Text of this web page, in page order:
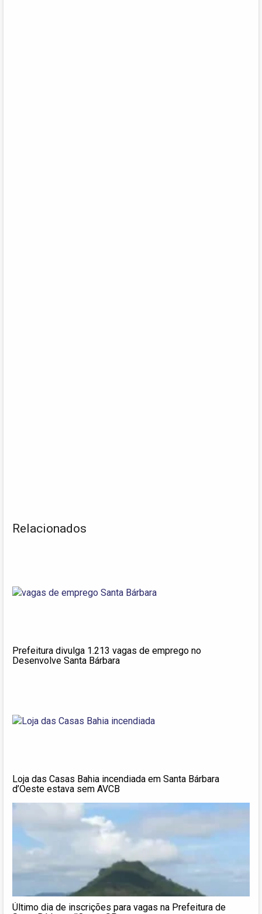
Relacionados
Prefeitura divulga 1.213 vagas de emprego no
Desenvolve Santa Bárbara
Loja das Casas Bahia incendiada em Santa Bárbara
d’Oeste estava sem AVCB
Último dia de inscrições para vagas na Prefeitura de